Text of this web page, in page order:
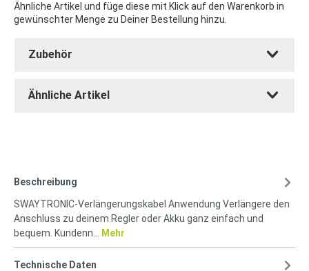
Ähnliche Artikel und füge diese mit Klick auf den Warenkorb in
gewünschter Menge zu Deiner Bestellung hinzu.
Zubehör
Ähnliche Artikel
Beschreibung
SWAYTRONIC-Verlängerungskabel Anwendung Verlängere den
Anschluss zu deinem Regler oder Akku ganz einfach und
bequem. Kundenn…
Mehr
Technische Daten